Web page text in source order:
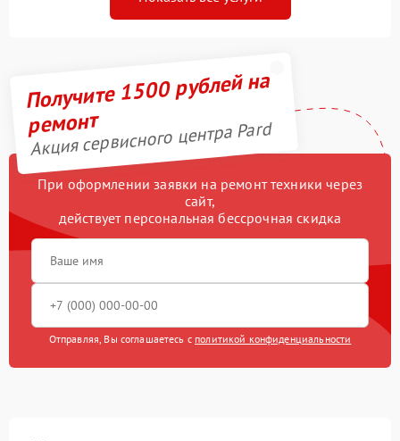
Получите 1500 рублей на
ремонт
Акция сервисного центра Pard
При оформлении заявки на ремонт техники через
сайт,
действует персональная бессрочная скидка
Отправляя, Вы соглашаетесь с политикой конфиденциальности